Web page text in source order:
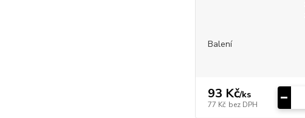
Balení
93 Kč/ks
77 Kč bez DPH